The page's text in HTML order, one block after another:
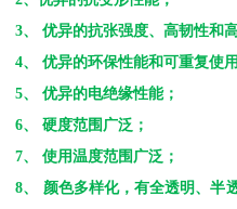
3、 优异的抗张强度、高韧性和
4、 优异的环保性能和可重复使用
5、 优异的电绝缘性能；
6、 硬度范围广泛；
7、 使用温度范围广泛；
8、 颜色多样化，有全透明、半